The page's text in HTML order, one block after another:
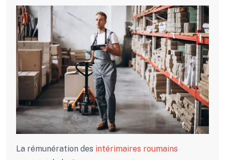
La rémunération des intérimaires roumains